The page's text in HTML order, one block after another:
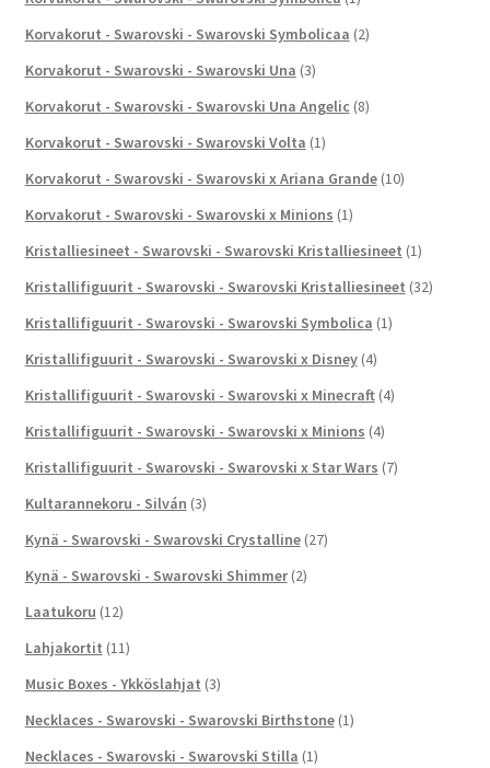
Korvakorut - Swarovski - Swarovski Symbolicaa (2)
Korvakorut - Swarovski - Swarovski Una (3)
Korvakorut - Swarovski - Swarovski Una Angelic (8)
Korvakorut - Swarovski - Swarovski Volta (1)
Korvakorut - Swarovski - Swarovski x Ariana Grande (10)
Korvakorut - Swarovski - Swarovski x Minions (1)
Kristalliesineet - Swarovski - Swarovski Kristalliesineet (1)
Kristallifiguurit - Swarovski - Swarovski Kristalliesineet (32)
Kristallifiguurit - Swarovski - Swarovski Symbolica (1)
Kristallifiguurit - Swarovski - Swarovski x Disney (4)
Kristallifiguurit - Swarovski - Swarovski x Minecraft (4)
Kristallifiguurit - Swarovski - Swarovski x Minions (4)
Kristallifiguurit - Swarovski - Swarovski x Star Wars (7)
Kultarannekoru - Silván (3)
Kynä - Swarovski - Swarovski Crystalline (27)
Kynä - Swarovski - Swarovski Shimmer (2)
Laatukoru (12)
Lahjakortit (11)
Music Boxes - Ykköslahjat (3)
Necklaces - Swarovski - Swarovski Birthstone (1)
Necklaces - Swarovski - Swarovski Stilla (1)